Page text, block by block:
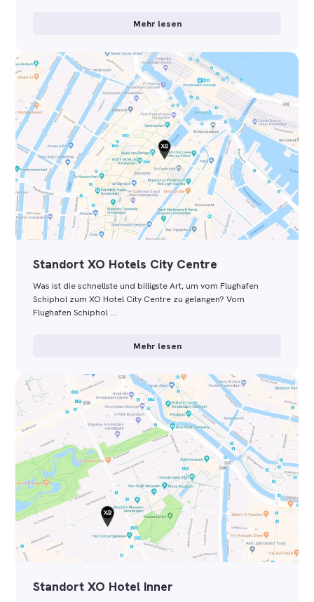
Mehr lesen
Standort XO Hotels City Centre
Was ist die schnellste und billigste Art, um vom Flughafen
Schiphol zum XO Hotel City Centre zu gelangen? Vom
Flughafen Schiphol …
Mehr lesen
Standort XO Hotel Inner